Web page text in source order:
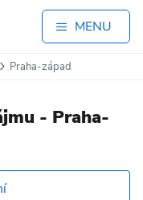
MENU
Praha-západ
- Praha-